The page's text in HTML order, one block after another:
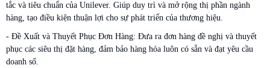
tắc và tiêu chuẩn của Unilever. Giúp duy trì và mở rộng thị phần ngành
hàng, tạo điều kiện thuận lợi cho sự phát triển của thương hiệu.
- Đề Xuất và Thuyết Phục Đơn Hàng: Đưa ra đơn hàng đề nghị và thuyết
phục các siêu thị đặt hàng, đảm bảo hàng hóa luôn có sẵn và đạt yêu cầu
doanh số.